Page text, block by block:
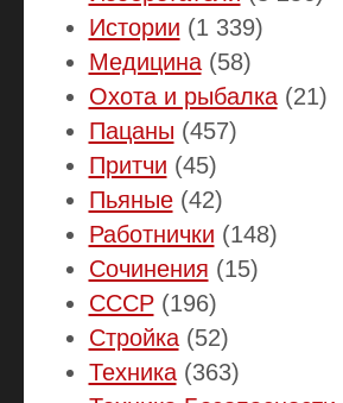
Истории (1 339)
Медицина(58)
Охота и рыбалка(21)
Пацаны (457)
Притчи (45)
Пьяные(42)
Работнички (148)
Сочинения (15)
СССР(196)
Стройка(52)
Техника(363)